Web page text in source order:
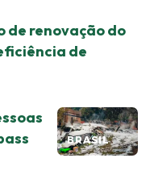
de renovação do
de
BRASIL